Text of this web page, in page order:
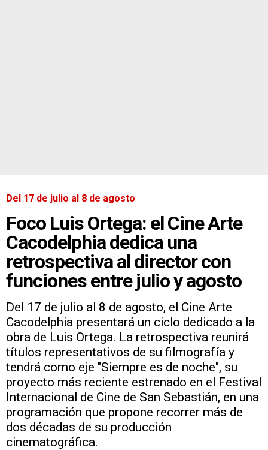
Del 17 de julio al 8 de agosto
Foco Luis Ortega: el Cine Arte
Cacodelphia dedica una
retrospectiva al director con
funciones entre julio y agosto
Del 17 de julio al 8 de agosto, el Cine Arte
Cacodelphia presentará un ciclo dedicado a la
obra de Luis Ortega. La retrospectiva reunirá
títulos representativos de su filmografía y
tendrá como eje "Siempre es de noche", su
proyecto más reciente estrenado en el Festival
Internacional de Cine de San Sebastián, en una
programación que propone recorrer más de
dos décadas de su producción
cinematográfica.